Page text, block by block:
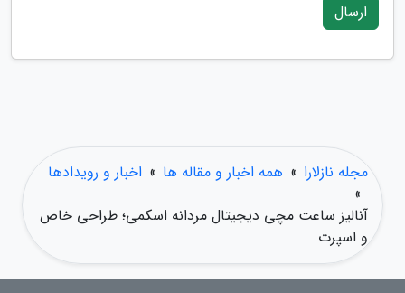
ارسال
مجله نازلارا » همه اخبار و مقاله ها » اخبار و رویدادها
»
آنالیز ساعت مچی دیجیتال مردانه اسکمی؛ طراحی خاص
و اسپرت